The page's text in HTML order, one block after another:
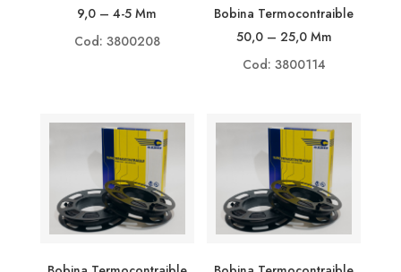
9,0 – 4-5 Mm
Cod: 3800208
Bobina Termocontraible
50,0 – 25,0 Mm
Cod: 3800114